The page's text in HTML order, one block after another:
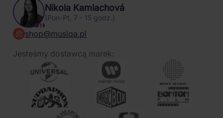
Nikola Kamlachová
(Pon-Pt, 7 - 15 godz.)
shop@musiqa.pl
Jesteśmy dostawcą marek: